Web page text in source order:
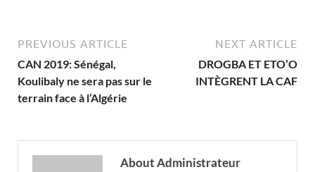
PREVIOUS ARTICLE
CAN 2019: Sénégal,
Koulibaly ne sera pas sur le
terrain face à l’Algérie
NEXT ARTICLE
DROGBA ET ETO’O
INTÈGRENT LA CAF
About Administrateur